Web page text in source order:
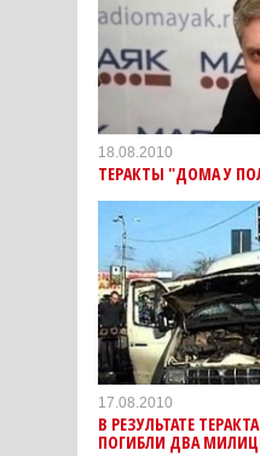
18.08.2010
ТЕРАКТЫ "ДОМА У
17.08.2010
В РЕЗУЛЬТАТЕ
ПОГИБЛИ ДВА